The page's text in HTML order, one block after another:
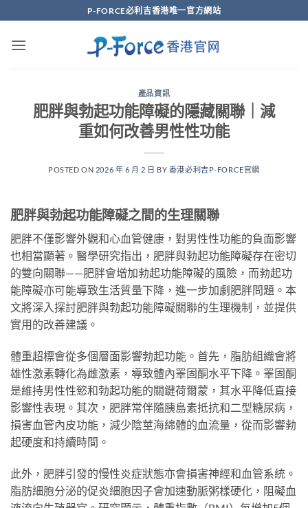
to
content
P-FORCE必利吉香港唯一官方網站
產品資訊
肥胖與勃起功能障礙的隱藏關聯｜減
重如何改善男性性功能
POSTED ON 2026 年 6 月 2 日 BY 香港必利吉P-FORCE官網
肥胖與勃起功能障礙之間的生理關聯
肥胖不僅影響外觀和心血管健康，對男性性功能的負面影響
也相當顯著。醫學研究指出，肥胖與勃起功能障礙存在密切
的雙向關聯——肥胖會增加勃起功能障礙的風險，而勃起功
能障礙亦可能導致生活質量下降，進一步加劇肥胖問題。本
文將深入探討肥胖與勃起功能障礙關聯的生理機制，並提供
實用的改善建議。
體重超標會從多個層面影響勃起功能。首先，脂肪組織會將
雄性激素轉化為雌激素，導致體內睪固酮水平下降。睪固酮
是維持男性性慾和勃起功能的關鍵荷爾蒙，其水平降低直接
影響性表現。其次，肥胖常伴隨胰島素抵抗和二型糖尿病，
損害血管內皮功能，減少陰莖海綿體的血流量，從而影響勃
起硬度和持續時間。
此外，肥胖引發的慢性炎症狀態亦會損害神經和血管系統。
脂肪細胞分泌的促炎細胞因子會加速動脈粥樣硬化，阻礙血